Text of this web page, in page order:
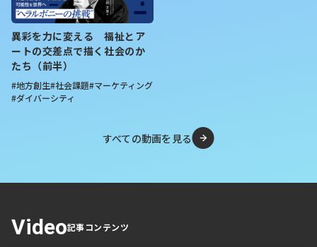
異彩を力に変える 福祉とア
ートの交差点で描く社会のか
たち（前半）
#地方創生#社会課題#マーケティング
#ダイバーシティ
すべての動画を見る
Video記事コンテンツ